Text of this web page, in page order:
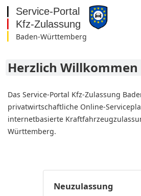
Baden-Württemberg
Berlin
Bremen
Hamburg
Hessen
Mecklenburg-
Vorpommern
Niedersachsen
Saarland
Sachsen
Herzlich Willkommen
Das Service-Portal Kfz-Zulassung
privatwirtschaftliche Online-
internetbasierte
Württemberg.
Neuzulassung